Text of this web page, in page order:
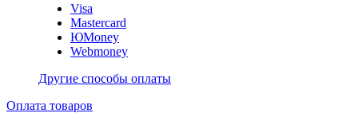
Visa
Mastercard
ЮMoney
Webmoney
Другие способы оплаты
Оплата товаров